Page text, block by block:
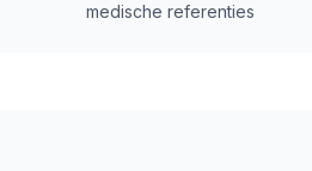
medische referenties